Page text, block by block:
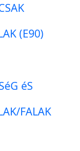
(E90)
éS
FALAK